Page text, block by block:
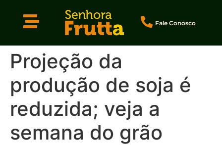
Fale Conosco
Projeção da
produção de soja é
reduzida; veja a
semana do grão